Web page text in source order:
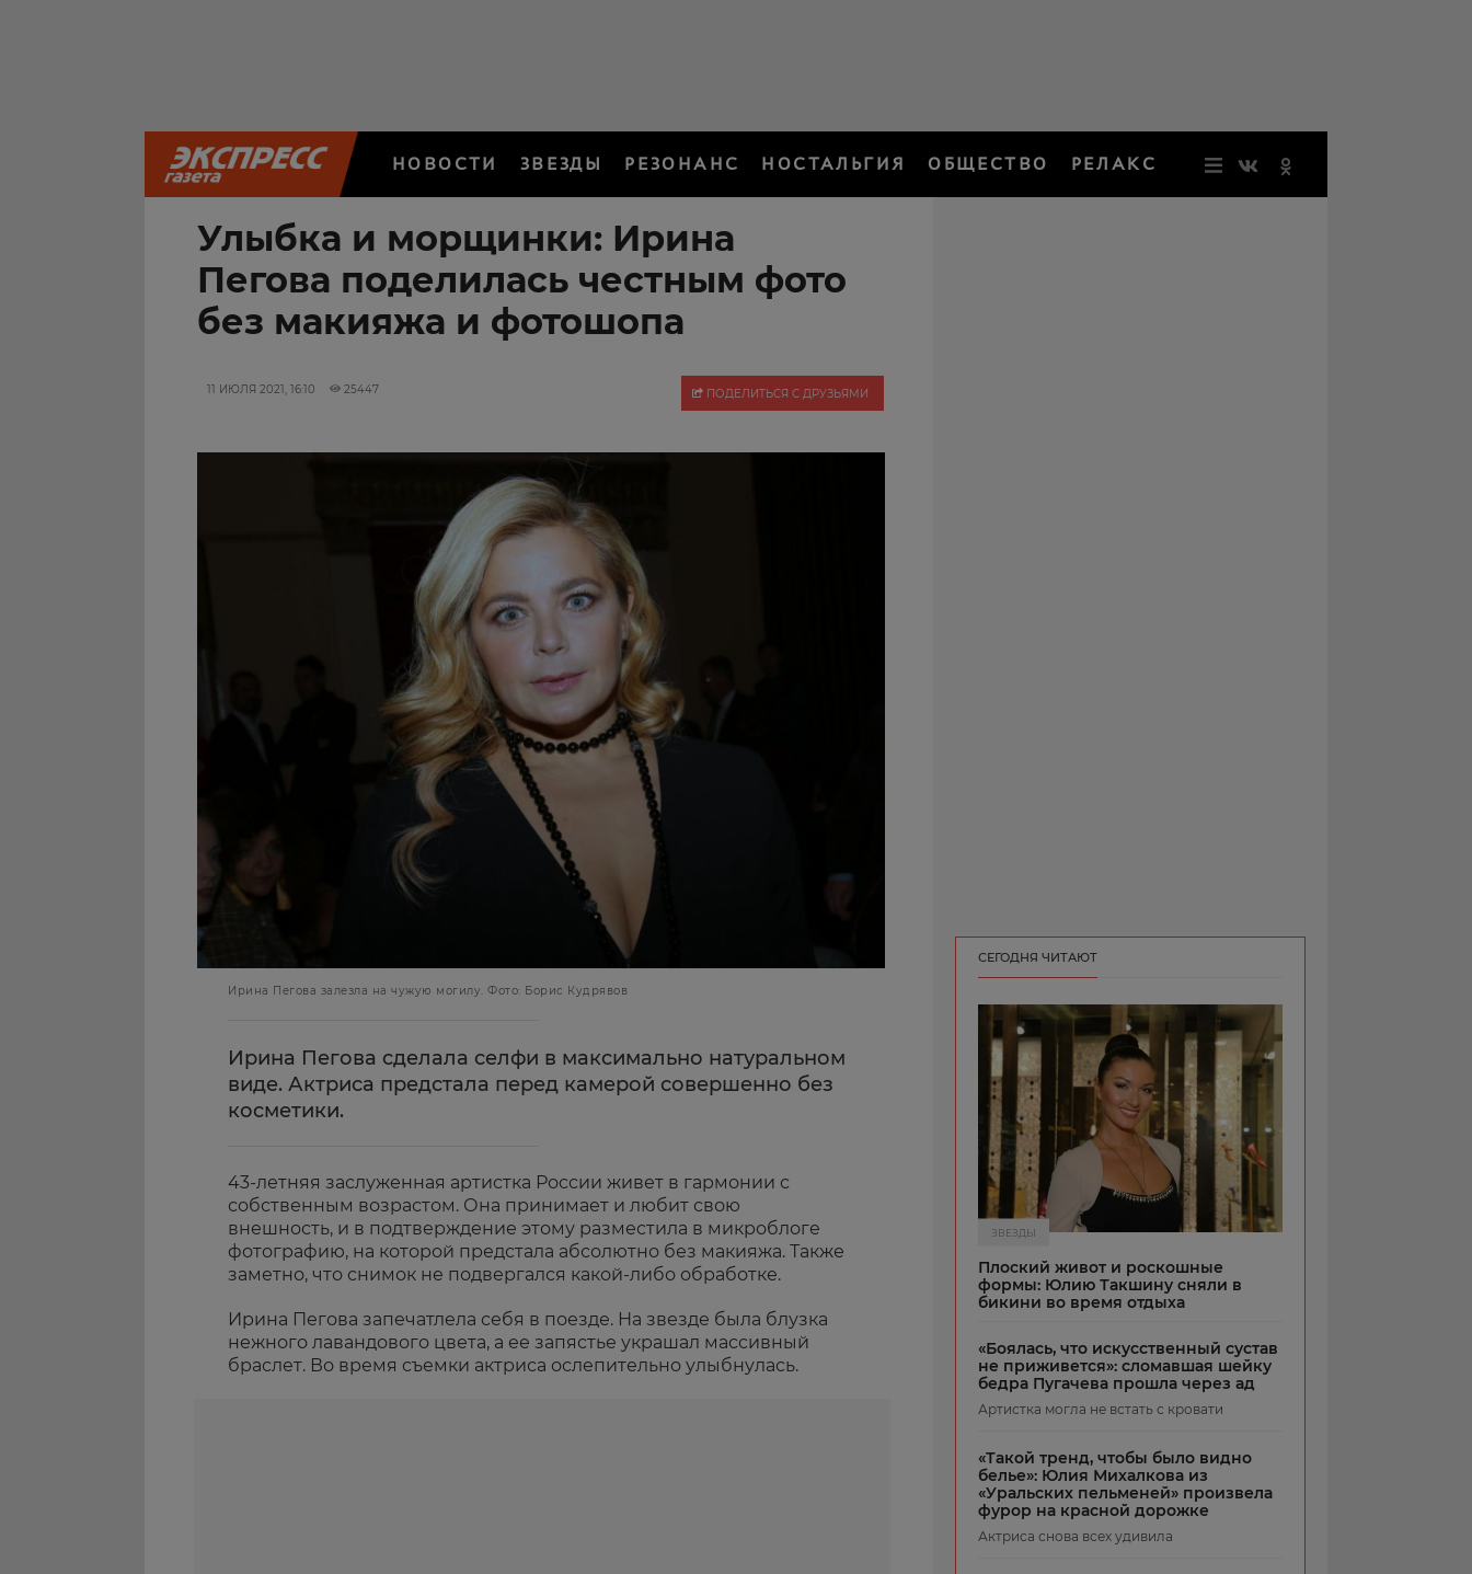
НОВОСТИ ЗВЕЗДЫ РЕЗОНАНС НОСТАЛЬГИЯ ОБЩЕСТВО РЕЛАКС
Улыбка и морщинки: Ирина
Пегова поделилась честным фото
без макияжа и фотошопа
11 ИЮЛЯ 2021, 16:10 25447 ПОДЕЛИТЬСЯ С ДРУЗЬЯМИ
Ирина Пегова залезла на чужую могилу. Фото: Борис Кудрявов
Ирина Пегова сделала селфи в максимально натуральном
виде. Актриса предстала перед камерой совершенно без
косметики.
43-летняя заслуженная артистка России живет в гармонии с
собственным возрастом. Она принимает и любит свою
внешность, и в подтверждение этому разместила в микроблоге
фотографию, на которой предстала абсолютно без макияжа. Также
заметно, что снимок не подвергался какой-либо обработке.
Ирина Пегова запечатлела себя в поезде. На звезде была блузка
нежного лавандового цвета, а ее запястье украшал массивный
браслет. Во время съемки актриса ослепительно улыбнулась.
СЕГОДНЯ ЧИТАЮТ
ЗВЕЗДЫ
Плоский живот и роскошные
формы: Юлию Такшину сняли в
бикини во время отдыха
«Боялась, что искусственный сустав
не приживется»: сломавшая шейку
бедра Пугачева прошла через ад
Артистка могла не встать с кровати
«Такой тренд, чтобы было видно
белье»: Юлия Михалкова из
«Уральских пельменей» произвела
фурор на красной дорожке
Актриса снова всех удивила